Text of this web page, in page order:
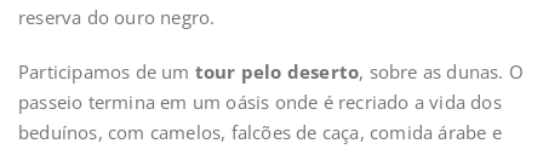
reserva do ouro negro.
Participamos de um tour pelo deserto, sobre as dunas. O
passeio termina em um oásis onde é recriado a vida dos
beduínos, com camelos, falcões de caça, comida árabe e